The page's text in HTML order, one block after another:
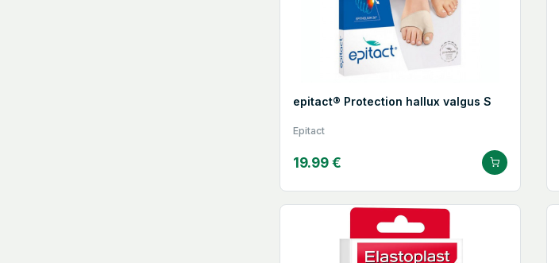
epitact® Protection hallux valgus S
Epitact
19.99 €